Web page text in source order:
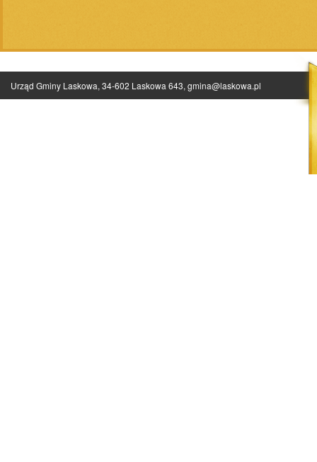
Urząd Gminy Laskowa, 34-602 Laskowa 643, gmina@laskowa.pl